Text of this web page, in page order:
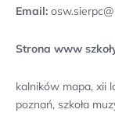
Email:
Strona www
kalników mapa, xii
poznań, szkoła